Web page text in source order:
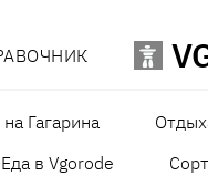
Гагарина
Еда в Vgorode